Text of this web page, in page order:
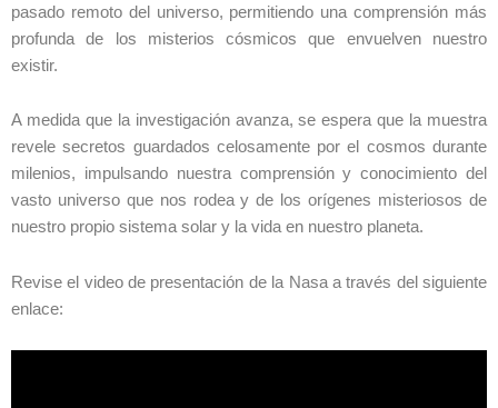
pasado remoto del universo, permitiendo una comprensión más
profunda de los misterios cósmicos que envuelven nuestro
existir.
A medida que la investigación avanza, se espera que la muestra
revele secretos guardados celosamente por el cosmos durante
milenios, impulsando nuestra comprensión y conocimiento del
vasto universo que nos rodea y de los orígenes misteriosos de
nuestro propio sistema solar y la vida en nuestro planeta.
Revise el video de presentación de la Nasa a través del siguiente
enlace: